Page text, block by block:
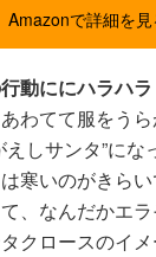
Amazonで詳細を見
動ににハラハ
わてて服をう
しサンタ”にな
寒いのがきら
て、なんだかエ
クロースのイメ